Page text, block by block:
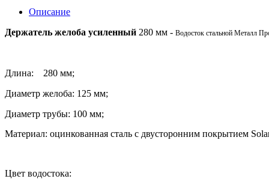
Описание
Держатель желоба усиленный 280 мм - Водосток стальной Металл
Длина: 280 мм;
Диаметр желоба: 125 мм;
Диаметр трубы: 100 мм;
Материал: оцинкованная сталь с двусторонним покрытием
Цвет водостока: